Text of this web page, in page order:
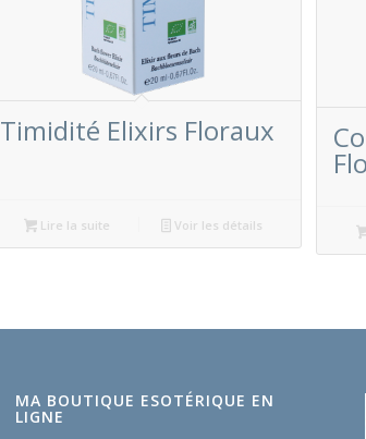
Timidité Elixirs Floraux
Lire la suite Voir les détails
MA BOUTIQUE ESOTÉRIQUE EN
LIGNE